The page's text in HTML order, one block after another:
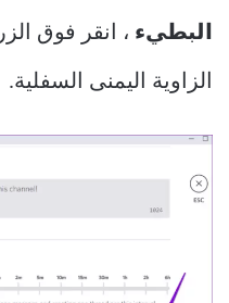
البطيء ، انقر فوق الزر
الزاوية اليمنى السفلية.